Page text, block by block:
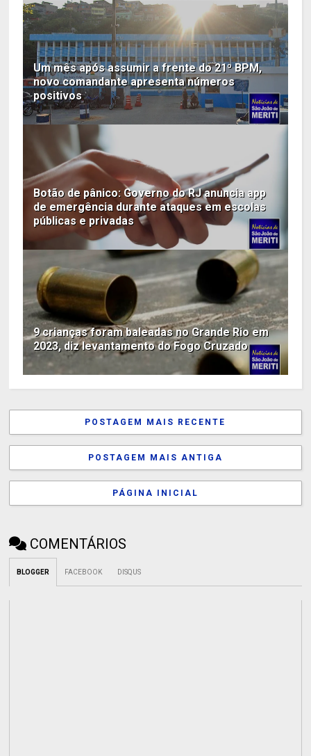
Um mês após assumir a frente do 21º BPM,
novo comandante apresenta números
positivos
Botão de pânico: Governo do RJ anuncia app
de emergência durante ataques em escolas
públicas e privadas
9 crianças foram baleadas no Grande Rio em
2023, diz levantamento do Fogo Cruzado
POSTAGEM MAIS RECENTE
POSTAGEM MAIS ANTIGA
PÁGINA INICIAL
COMENTÁRIOS
BLOGGER FACEBOOK DISQUS